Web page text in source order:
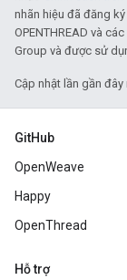
nhãn hiệu đã đăng
OPENTHREAD và
Group và được sử
Cập nhật lần gần đây
GitHub
OpenWeave
Happy
OpenThread
Hỗ trợ